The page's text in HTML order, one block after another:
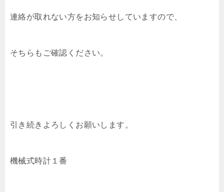
連絡が取れない方をお知らせしていますので、
そちらもご確認ください。
引き続きよろしくお願いします。
機械式時計１番